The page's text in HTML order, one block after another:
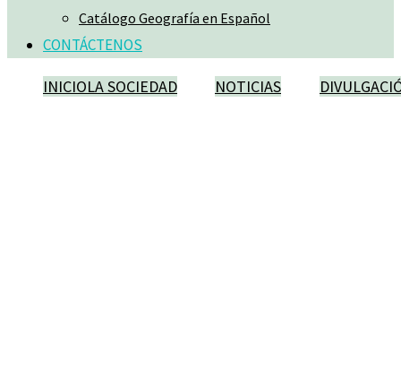
Catálogo Geografía en Español
CONTÁCTENOS
INICIOLA SOCIEDAD NOTICIAS